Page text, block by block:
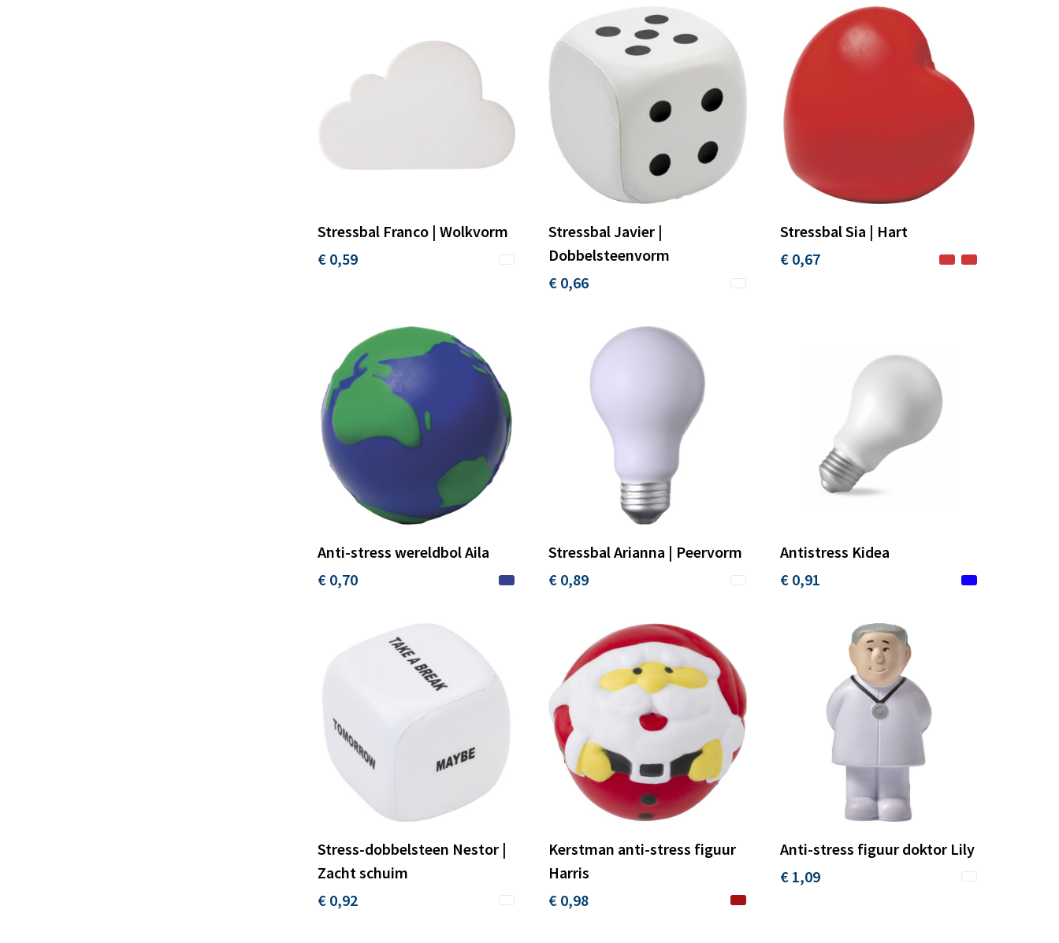
Stressbal Franco | Wolkvorm
€ 0,59
Stressbal Javier |
Dobbelsteenvorm
€ 0,66
Stressbal Sia | Hart
€ 0,67
Anti-stress wereldbol Aila
€ 0,70
Stressbal Arianna | Peervorm
€ 0,89
Antistress Kidea
€ 0,91
Stress-dobbelsteen Nestor |
Zacht schuim
€ 0,92
Kerstman anti-stress figuur
Harris
€ 0,98
Anti-stress figuur doktor Lily
€ 1,09